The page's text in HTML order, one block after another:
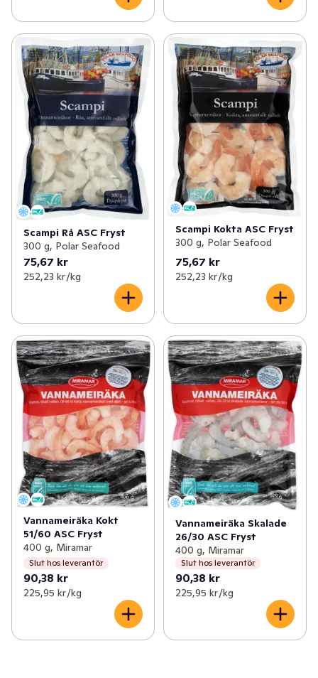
Scampi Rå ASC Fryst
300 g, Polar Seafood
75,67 kr
252,23 kr /kg
Scampi Kokta ASC Fryst
300 g, Polar Seafood
75,67 kr
252,23 kr /kg
Vannameiräka Kokt
51/60 ASC Fryst
400 g, Miramar
Slut hos leverantör
90,38 kr
225,95 kr /kg
Vannameiräka Skalade
26/30 ASC Fryst
400 g, Miramar
Slut hos leverantör
90,38 kr
225,95 kr /kg